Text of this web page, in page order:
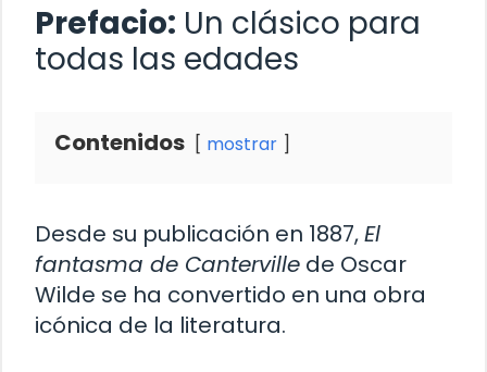
Prefacio: Un clásico para
todas las edades
Contenidos mostrar
Desde su publicación en 1887,El
fantasma de Canterville de Oscar
Wilde se ha convertido en una obra
icónica de la literatura.